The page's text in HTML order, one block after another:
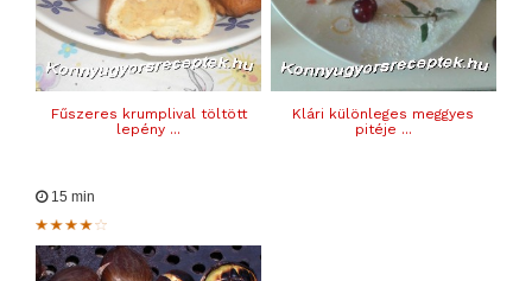
Fűszeres krumplival töltött
lepény ...
Klári különleges meggyes
pitéje ...
15 min